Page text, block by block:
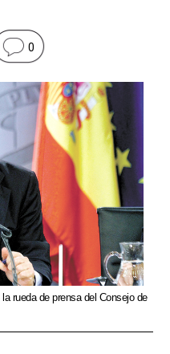
0
rueda de prensa del Consejo de